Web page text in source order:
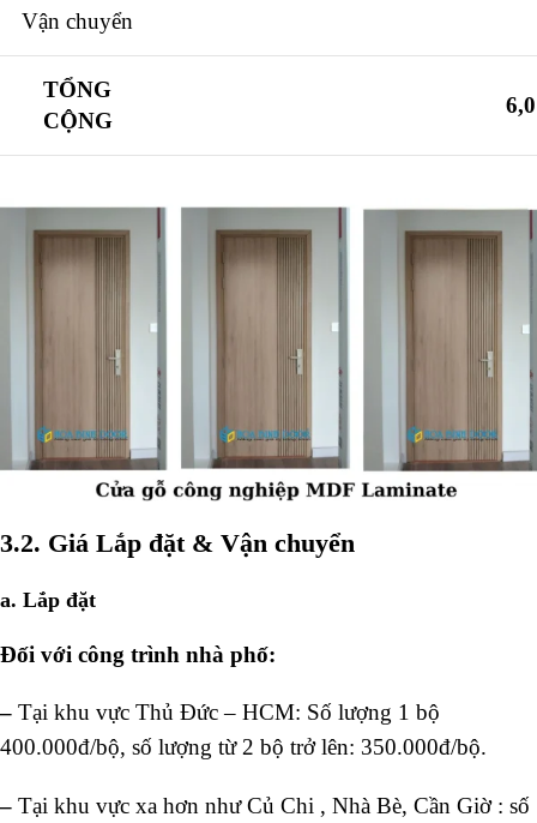
Vận chuyển
TỔNG
CỘNG
3.2. Giá Lắp đặt & Vận chuyển
a. Lắp đặt
Đối với công trình nhà phố:
– Tại khu vực Thủ Đức – HCM: Số lượng 1 bộ
400.000đ/bộ, số lượng từ 2 bộ trở lên: 350.000đ/bộ.
– Tại khu vực xa hơn như Củ Chi , Nhà Bè, Cần Giờ : số